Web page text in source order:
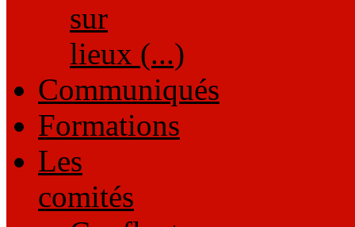
sur
lieux (...)
Communiqués
Formations
Les
comités